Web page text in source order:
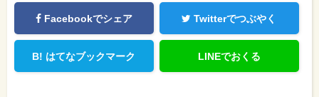
Facebookでシェア Twitterでつぶやく
B! はてなブックマーク LINEでおくる